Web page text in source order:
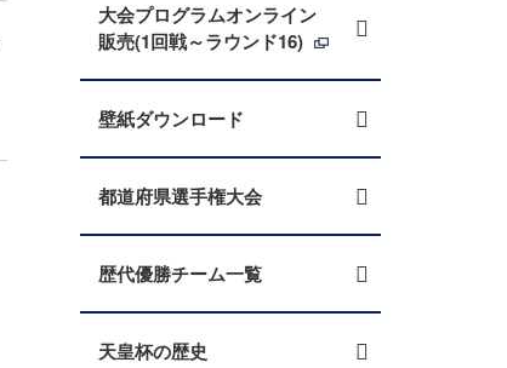
大会プログラムオンライン
販売(1回戦～ラウンド16)
壁紙ダウンロード
都道府県選手権大会
歴代優勝チーム一覧
天皇杯の歴史